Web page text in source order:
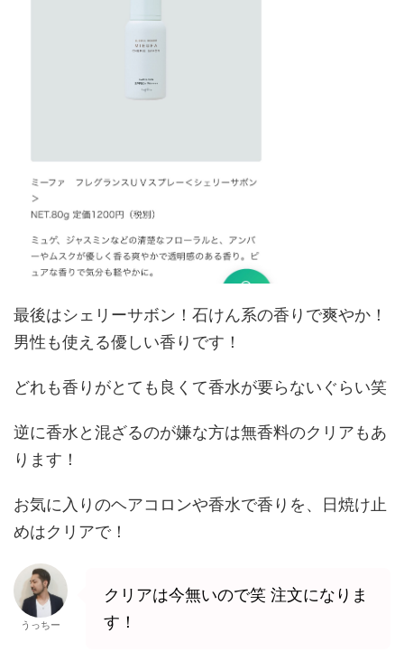
最後はシェリーサボン！石けん系の香りで爽やか！
男性も使える優しい香りです！
どれも香りがとても良くて香水が要らないぐらい笑
逆に香水と混ざるのが嫌な方は無香料のクリアもあ
ります！
お気に入りのヘアコロンや香水で香りを、日焼け止
めはクリアで！
うっちー
クリアは今無いので笑 注文になりま
す！